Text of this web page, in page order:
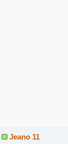
Jeano 11